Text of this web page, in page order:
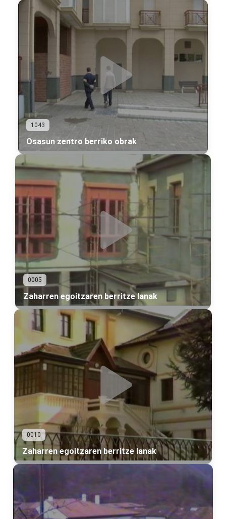
1043
Osasun zentro berriko obrak
0005
Zaharren egoitzaren berritze lanak
0010
Zaharren egoitzaren berritze lanak